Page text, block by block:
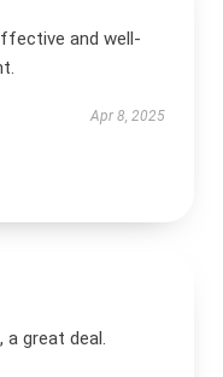
and well-
Apr 8, 2025
great deal.